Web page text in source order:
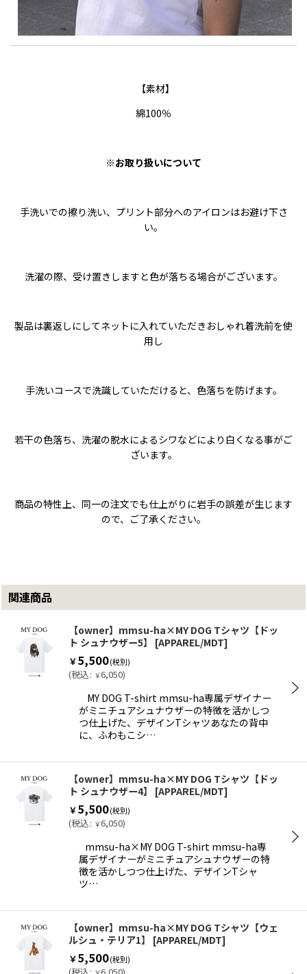
【素材】
綿100％
※お取り扱いについて
手洗いでの擦り洗い、プリント部分へのアイロンはお避け下さ
い。
洗濯の際、受け置きしますと色が落ちる場合がございます。
製品は裏返しにしてネットに入れていただきおしゃれ着洗前を使
用し
手洗いコースで洗識していただけると、色落ちを防げます。
若干の色落ち、洗濯の脱水によるシワなどにより白くなる事がご
ざいます。
商品の特性上、同一の注文でも仕上がりに岩手の誤差が生じます
ので、ご了承ください。
関連商品
【owner】mmsu-ha×MY DOG Tシャツ【ドッ
ト シュナウザー5】
[APPAREL/MDT]
￥5,500(税別)
(税込: ￥6,050)
MY DOG T-shirt mmsu-ha専属デザイナー
がミニチュアシュナウザーの特徴を活かしつ
つ仕上げた、デザインTシャツあなたの背中
に、ふわもこシ…
【owner】mmsu-ha×MY DOG Tシャツ【ドッ
ト シュナウザー4】
[APPAREL/MDT]
￥5,500(税別)
(税込: ￥6,050)
mmsu-ha×MY DOG T-shirt mmsu-ha専
属デザイナーがミニチュアシュナウザーの特
徴を活かしつつ仕上げた、デザインTシャ
ツ…
【owner】mmsu-ha×MY DOG Tシャツ【ウェ
ルシュ・テリア1】
[APPAREL/MDT]
￥5,500(税別)